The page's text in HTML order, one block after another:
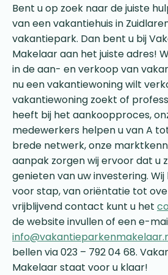
Bent u op zoek naar de juiste
van een vakantiehuis in
vakantiepark. Dan bent u bij
Makelaar aan het juiste adres!
in de aan- en verkoop van
nu een vakantiewoning wilt
vakantiewoning zoekt of
heeft bij het aankoopproces,
medewerkers helpen u van A
brede netwerk, onze
aanpak zorgen wij ervoor dat u
genieten van uw investering.
voor stap, van oriëntatie tot
vrijblijvend contact kunt u het
de website invullen of een e-
bellen via 023 – 792 04 68.
Makelaar staat voor u klaar!